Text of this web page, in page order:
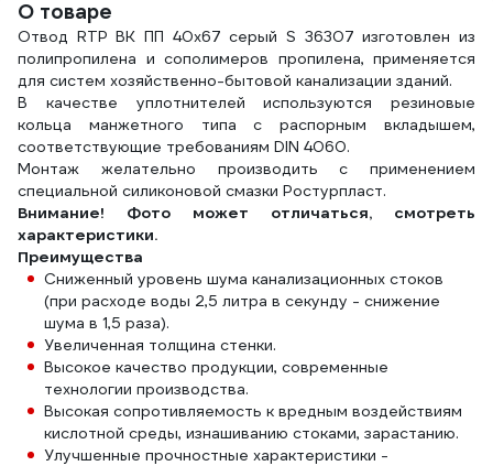
О товаре
Отвод RTP ВК ПП 40x67 серый S 36307 изготовлен из
полипропилена и сополимеров пропилена, применяется
для систем хозяйственно-бытовой канализации зданий.
В качестве уплотнителей используются резиновые
кольца манжетного типа с распорным вкладышем,
соответствующие требованиям DIN 4060.
Монтаж желательно производить с применением
специальной силиконовой смазки Ростурпласт.
Внимание! Фото может отличаться, смотреть
характеристики.
Преимущества
Сниженный уровень шума канализационных стоков
(при расходе воды 2,5 литра в секунду - снижение
шума в 1,5 раза).
Увеличенная толщина стенки.
Высокое качество продукции, современные
технологии производства.
Высокая сопротивляемость к вредным воздействиям
кислотной среды, изнашиванию стоками, зарастанию.
Улучшенные прочностные характеристики -